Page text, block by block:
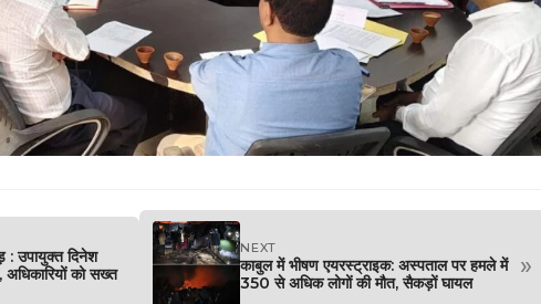
: उपायुक्त दिनेश
को सख्त
NEXT
काबुल में भीषण एयरस्ट्राइक: अस्पताल पर हमले में
350 से अधिक लोगों की मौत, सैकड़ों घायल
»